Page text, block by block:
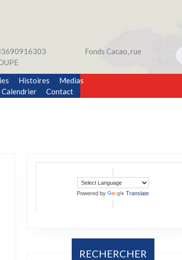
Fonds Cacao, rue
Histoires
Medias
Calendrier Contact
Powered by Translate
RECHERCHER